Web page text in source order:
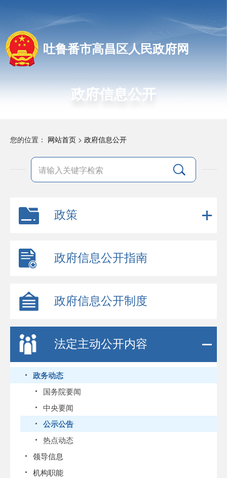
吐鲁番市高昌区人民政府网
政府信息公开
您的位置： 网站首页 > 政府信息公开
政策
政府信息公开指南
政府信息公开制度
法定主动公开内容
政务动态
国务院要闻
中央要闻
公示公告
热点动态
领导信息
机构职能